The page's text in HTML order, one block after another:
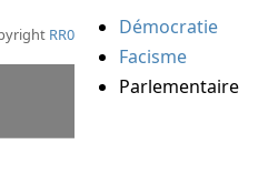
Démocratie
Facisme
Parlementaire
RR0